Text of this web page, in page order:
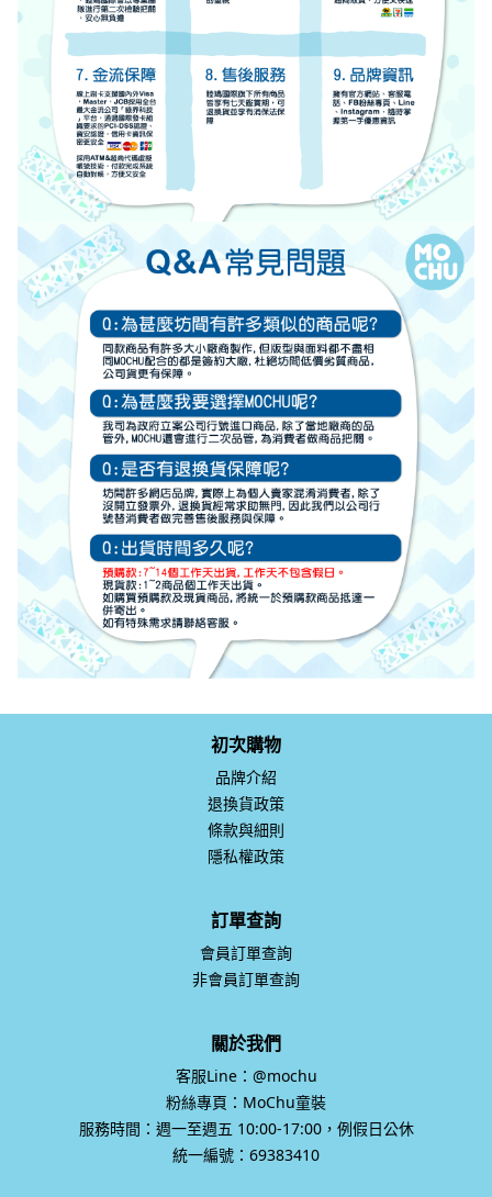
初次購物
品牌介紹
退換貨政策
條款與細則
隱私權政策
訂單查詢
會員訂單查詢
非會員訂單查詢
關於我們
客服Line：@mochu
粉絲專頁：MoChu童裝
服務時間：週一至週五 10:00-17:00，例假日公休
統一編號：69383410